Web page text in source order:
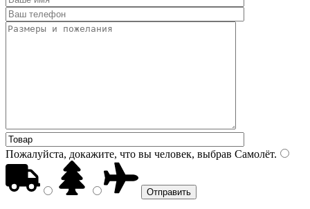
Пожалуйста, докажите, что вы человек, выбрав Самолёт.